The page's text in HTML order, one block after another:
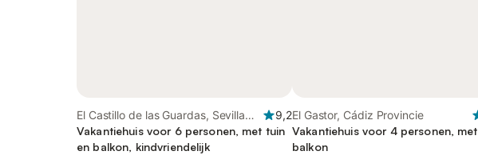
El Castillo de las Guardas, Sevilla
Provincie
9,2
Vakantiehuis voor 6 personen, met tuin
en balkon, kindvriendelijk
El Gastor, Cádiz Provincie
Vakantiehuis voor 4 personen, met
balkon